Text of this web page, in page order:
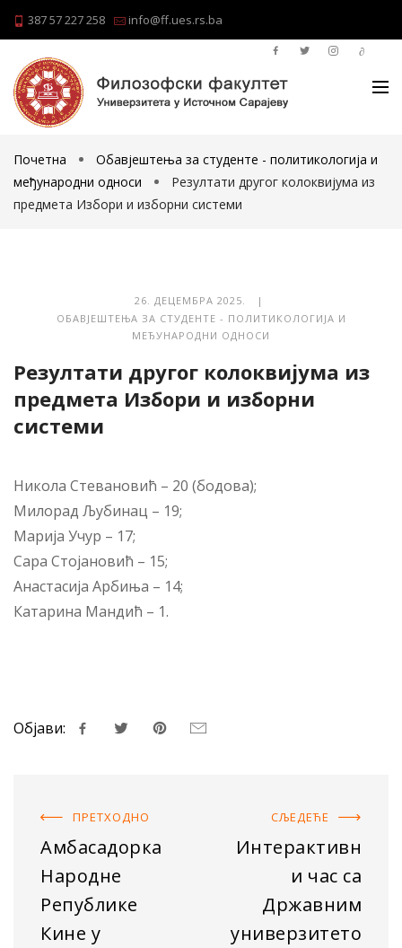
387 57 227 258 info@ff.ues.rs.ba
Почетна
Обавјештења за студенте - политикологија и
међународни односи
Резултати другог колоквијума из
предмета Избори и изборни системи
26. ДЕЦЕМБРА 2025. |
ОБАВЈЕШТЕЊА ЗА СТУДЕНТЕ - ПОЛИТИКОЛОГИЈА И
МЕЂУНАРОДНИ ОДНОСИ
Резултати другог колоквијума из
предмета Избори и изборни
системи
Никола Стевановић – 20 (бодова);
Милорад Љубинац – 19;
Марија Учур – 17;
Сара Стојановић – 15;
Анастасија Арбиња – 14;
Катарина Мандић – 1.
Објави:
ПРЕТХОДНO
Амбасадорка
Народне
Републике
Кине у
СЉЕДЕЋE
Интерактивн
и час са
Државним
универзитето